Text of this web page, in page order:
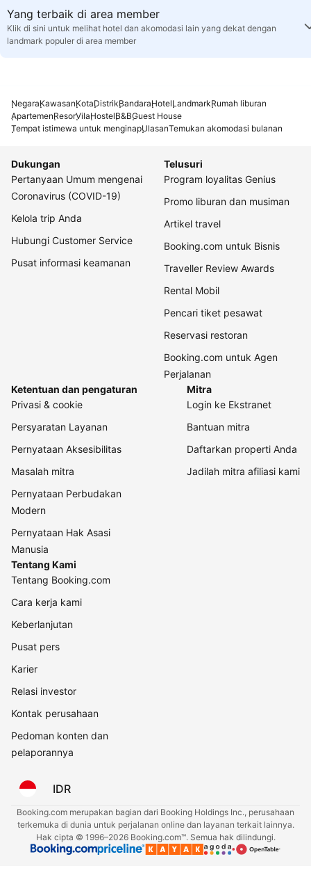
Yang terbaik di area member
Klik di sini untuk melihat hotel dan akomodasi lain yang dekat dengan
landmark populer di area member
NegaraKawasanKotaDistrikBandaraHotelLandmarkRumah liburan
ApartemenResorVilaHostelB&BGuest House
Tempat istimewa untuk menginapUlasanTemukan akomodasi bulanan
Dukungan
Pertanyaan Umum mengenai
Coronavirus (COVID-19)
Kelola trip Anda
Hubungi Customer Service
Pusat informasi keamanan
Telusuri
Program loyalitas Genius
Promo liburan dan musiman
Artikel travel
Booking.com untuk Bisnis
Traveller Review Awards
Rental Mobil
Pencari tiket pesawat
Reservasi restoran
Booking.com untuk Agen
Perjalanan
Ketentuan dan pengaturan
Privasi & cookie
Persyaratan Layanan
Pernyataan Aksesibilitas
Masalah mitra
Pernyataan Perbudakan
Modern
Pernyataan Hak Asasi
Manusia
Mitra
Login ke Ekstranet
Bantuan mitra
Daftarkan properti Anda
Jadilah mitra afiliasi kami
Tentang Kami
Tentang Booking.com
Cara kerja kami
Keberlanjutan
Pusat pers
Karier
Relasi investor
Kontak perusahaan
Pedoman konten dan
pelaporannya
IDR
Booking.com merupakan bagian dari Booking Holdings Inc., perusahaan
terkemuka di dunia untuk perjalanan online dan layanan terkait lainnya.
Hak cipta © 1996–2026 Booking.com™. Semua hak dilindungi.